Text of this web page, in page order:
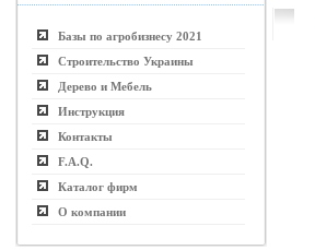
Базы по агробизнесу 2021
Строительство Украины
Дерево и Мебель
Инструкция
Контакты
F.A.Q.
Каталог фирм
О компании